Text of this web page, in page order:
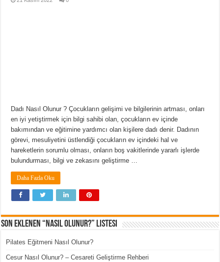
Dadı Nasıl Olunur ? Çocukların gelişimi ve bilgilerinin artması, onları
en iyi yetiştirmek için bilgi sahibi olan, çocukların ev içinde
bakımından ve eğitimine yardımcı olan kişilere dadı denir. Dadının
görevi, mesuliyetini üstlendiği çocukların ev içindeki hal ve
hareketlerin sorumlu olması, onların boş vakitlerinde yararlı işlerde
bulundurması, bilgi ve zekasını geliştirme …
Daha Fazla Oku
Son Eklenen “Nasıl Olunur?” Listesi
Pilates Eğitmeni Nasıl Olunur?
Cesur Nasıl Olunur? – Cesareti Geliştirme Rehberi